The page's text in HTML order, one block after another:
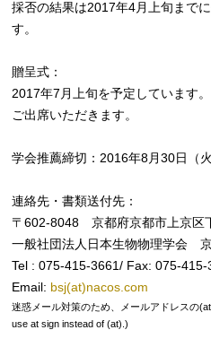
採否の結果は2017年4月上旬まで
す。
贈呈式：
2017年7月上旬を予定しています
ご出席いただきます。
学会推薦締切：2016年8月30日（
連絡先・書類送付先：
〒602-8048 京都府京都市上京区
一般社団法人日本生物物理学会
Tel : 075-415-3661/ Fax: 075-415-
Email: bsj(at)nacos.com
迷惑メール対策のため、メールアドレスの
use at sign instead of (at).)